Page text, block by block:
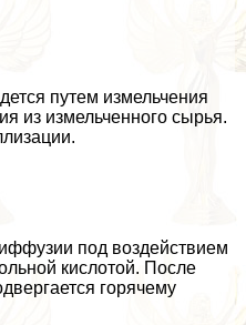
путем измельчения
из измельченного сырья.
под воздействием
кислотой. После
горячему